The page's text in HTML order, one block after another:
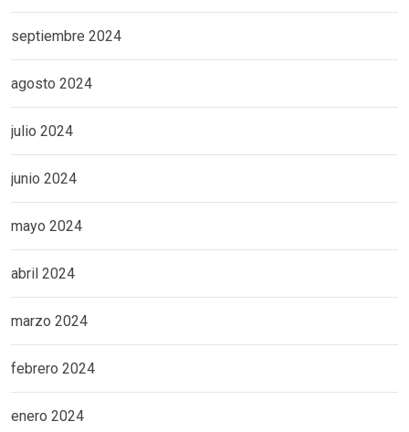
septiembre 2024
agosto 2024
julio 2024
junio 2024
mayo 2024
abril 2024
marzo 2024
febrero 2024
enero 2024